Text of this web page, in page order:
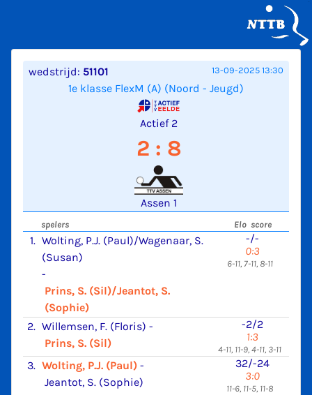
wedstrijd: 51101 13-09-2025 13:30
1e klasse FlexM (A) (Noord - Jeugd)
Actief 2
2 : 8
Assen 1
spelers Elo score
1. Wolting, P.J. (Paul)/Wagenaar, S.
(Susan)
-
Prins, S. (Sil)/Jeantot, S.
(Sophie)
-/-
0:3
6-11, 7-11, 8-11
2. Willemsen, F. (Floris) -
Prins, S. (Sil)
-2/2
1:3
4-11, 11-9, 4-11, 3-11
3. Wolting, P.J. (Paul) -
Jeantot, S. (Sophie)
32/-24
3:0
11-6, 11-5, 11-8